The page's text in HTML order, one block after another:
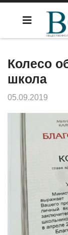
Колесо
школа
05.09.2019